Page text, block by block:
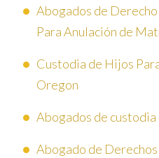
Abogados de
Para Anulación de
Custodia de Hijos
Oregon
Abogados de
Abogado de